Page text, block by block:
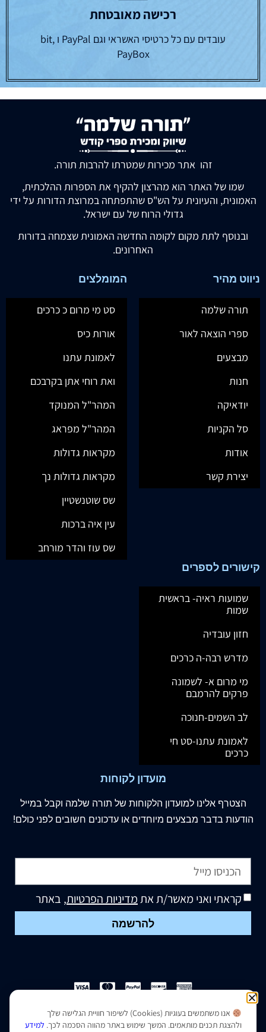
רכישה מאובטחת
עובדים עם כל כרטיסי האשראי וגם PayPal ו bit,
PayBox
זהו אתר מכירות שמטרתו להרבות תורה.
שמו של האתר הוא מהרצון להקיף את הספרות ההלכתית,
האמונית, והעיונית על הש"ס שהתפתחה במרוצת הדורות על ידי
גדולי הרוח של עם ישראל.
ובנוסף לתת מקום לקומה החדשה האמונית שצמחה בדורות
האחרונים.
ניווט מהיר
תורה שלמה
ספרי הוצאה לאור
מבצעים
חנות
יודאיקה
סל הקניות
אודות
יצירת קשר
המומלצים
סט מי מרום כ כרכים
אורות כיס
לאמונת עתנו
ואת רוחי אתן בקרבכם
המהר"ל המנוקד
המהר"ל מפראג
מקראות גדולות
מקראות גדולות נך
שס שוטנשטיין
עין איה ברכות
שס עוז והדר מורחב
קישורים לספרים
שמועות ראיה- בראשית
שמות
חזון עובדיה
מדרש רבה-ה כרכים
מי מרום א- לשמונה
פרקים להרמבם
לב השמים-חנוכה
לאמונת עתנו-סט חי
כרכים
מועדון לקוחות
הצטרף אלינו למועדון הלקוחות של תורה שלמה וקבל במייל
הודעות בדבר מבצעים מיוחדים או עדכונים חשובים לפני כולם!
קראתי ואני מאשר/ת אתמדיניות הפרטיות, באתר
להרשמה
הצהרת נגישות|מדיניות פרטיות
אנו משתמשים בעוגיות (Cookies) לשיפור חוויית הגלישה שלך
ולהצגת תכנים מותאמים. המשך שימוש באתר מהווה הסכמה לכך. למידע